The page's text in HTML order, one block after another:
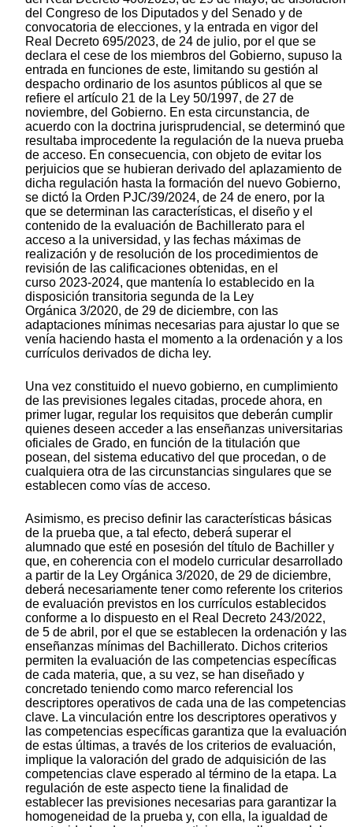
del Congreso de los Diputados y del Senado y de
convocatoria de elecciones, y la entrada en vigor del
Real Decreto 695/2023, de 24 de julio, por el que se
declara el cese de los miembros del Gobierno, supuso la
entrada en funciones de este, limitando su gestión al
despacho ordinario de los asuntos públicos al que se
refiere el artículo 21 de la Ley 50/1997, de 27 de
noviembre, del Gobierno. En esta circunstancia, de
acuerdo con la doctrina jurisprudencial, se determinó que
resultaba improcedente la regulación de la nueva prueba
de acceso. En consecuencia, con objeto de evitar los
perjuicios que se hubieran derivado del aplazamiento de
dicha regulación hasta la formación del nuevo Gobierno,
se dictó la Orden PJC/39/2024, de 24 de enero, por la
que se determinan las características, el diseño y el
contenido de la evaluación de Bachillerato para el
acceso a la universidad, y las fechas máximas de
realización y de resolución de los procedimientos de
revisión de las calificaciones obtenidas, en el
curso 2023-2024, que mantenía lo establecido en la
disposición transitoria segunda de la Ley
Orgánica 3/2020, de 29 de diciembre, con las
adaptaciones mínimas necesarias para ajustar lo que se
venía haciendo hasta el momento a la ordenación y a los
currículos derivados de dicha ley.
Una vez constituido el nuevo gobierno, en cumplimiento
de las previsiones legales citadas, procede ahora, en
primer lugar, regular los requisitos que deberán cumplir
quienes deseen acceder a las enseñanzas universitarias
oficiales de Grado, en función de la titulación que
posean, del sistema educativo del que procedan, o de
cualquiera otra de las circunstancias singulares que se
establecen como vías de acceso.
Asimismo, es preciso definir las características básicas
de la prueba que, a tal efecto, deberá superar el
alumnado que esté en posesión del título de Bachiller y
que, en coherencia con el modelo curricular desarrollado
a partir de la Ley Orgánica 3/2020, de 29 de diciembre,
deberá necesariamente tener como referente los criterios
de evaluación previstos en los currículos establecidos
conforme a lo dispuesto en el Real Decreto 243/2022,
de 5 de abril, por el que se establecen la ordenación y las
enseñanzas mínimas del Bachillerato. Dichos criterios
permiten la evaluación de las competencias específicas
de cada materia, que, a su vez, se han diseñado y
concretado teniendo como marco referencial los
descriptores operativos de cada una de las competencias
clave. La vinculación entre los descriptores operativos y
las competencias específicas garantiza que la evaluación
de estas últimas, a través de los criterios de evaluación,
implique la valoración del grado de adquisición de las
competencias clave esperado al término de la etapa. La
regulación de este aspecto tiene la finalidad de
establecer las previsiones necesarias para garantizar la
homogeneidad de la prueba y, con ella, la igualdad de